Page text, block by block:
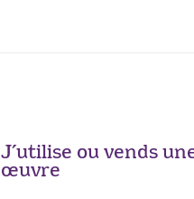
J’utilise ou vends
œuvre